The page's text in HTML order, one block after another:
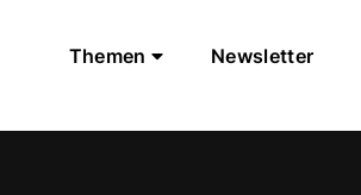
Themen Newsletter